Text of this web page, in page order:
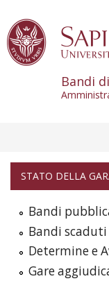
Bandi
STATO DELLA
Bandi
Bandi
Determine e
Gare